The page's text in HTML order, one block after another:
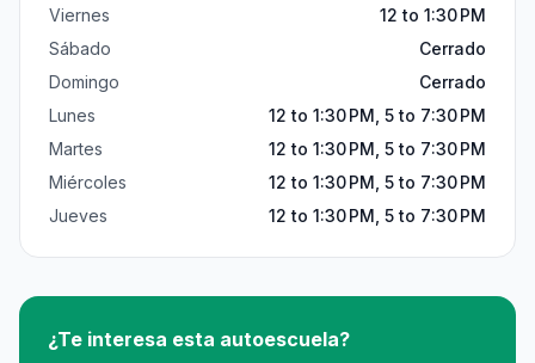
Viernes
12 to 1:30 PM
Sábado
Cerrado
Domingo
Cerrado
Lunes
12 to 1:30 PM, 5 to 7:30 PM
Martes
12 to 1:30 PM, 5 to 7:30 PM
Miércoles
12 to 1:30 PM, 5 to 7:30 PM
Jueves
12 to 1:30 PM, 5 to 7:30 PM
¿Te interesa esta autoescuela?